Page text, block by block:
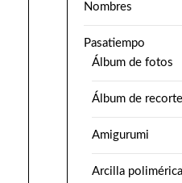
Nombres
Pasatiempo
Álbum de fotos
Álbum de
Amigurumi
Arcilla polimérica